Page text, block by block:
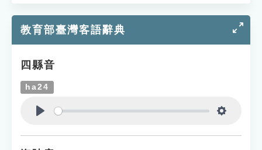
教育部臺灣客語辭典
四縣音
ha24